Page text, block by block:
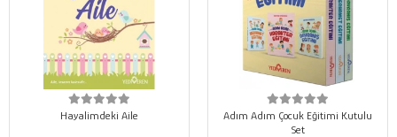
Hayalimdeki Aile
Adım Adım Çocuk Eğitimi Kutulu
Set